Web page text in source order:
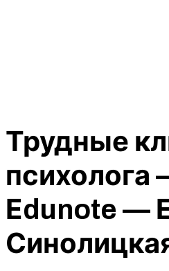
Трудные
психолога
Еdunote —